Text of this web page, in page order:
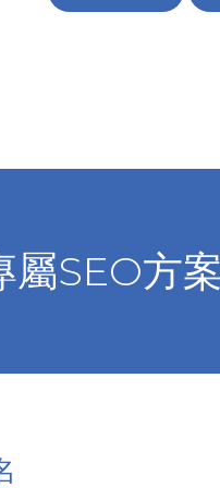
SEO方